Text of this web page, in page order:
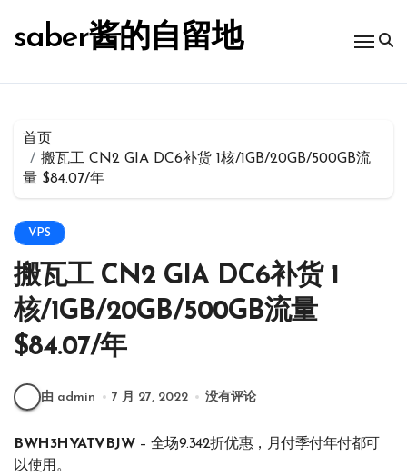
saber酱的自留地
首页
搬瓦工 CN2 GIA DC6补货 1核/1GB/20GB/500GB流
量 $84.07/年
VPS
搬瓦工 CN2 GIA DC6补货 1
核/1GB/20GB/500GB流量
$84.07/年
由 admin 7 月 27, 2022 没有评论
BWH3HYATVBJW– 全场9.342折优惠，月付季付年付都可
以使用。